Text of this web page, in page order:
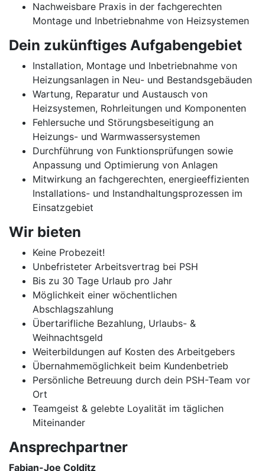
Nachweisbare Praxis in der fachgerechten
Montage und Inbetriebnahme von Heizsystemen
Dein zukünftiges Aufgabengebiet
Installation, Montage und Inbetriebnahme von
Heizungsanlagen in Neu- und Bestandsgebäuden
Wartung, Reparatur und Austausch von
Heizsystemen, Rohrleitungen und Komponenten
Fehlersuche und Störungsbeseitigung an
Heizungs- und Warmwassersystemen
Durchführung von Funktionsprüfungen sowie
Anpassung und Optimierung von Anlagen
Mitwirkung an fachgerechten, energieeffizienten
Installations- und Instandhaltungsprozessen im
Einsatzgebiet
Wir bieten
Keine Probezeit!
Unbefristeter Arbeitsvertrag bei PSH
Bis zu 30 Tage Urlaub pro Jahr
Möglichkeit einer wöchentlichen
Abschlagszahlung
Übertarifliche Bezahlung, Urlaubs- &
Weihnachtsgeld
Weiterbildungen auf Kosten des Arbeitgebers
Übernahmemöglichkeit beim Kundenbetrieb
Persönliche Betreuung durch dein PSH-Team vor
Ort
Teamgeist & gelebte Loyalität im täglichen
Miteinander
Ansprechpartner
Fabian-Joe Colditz